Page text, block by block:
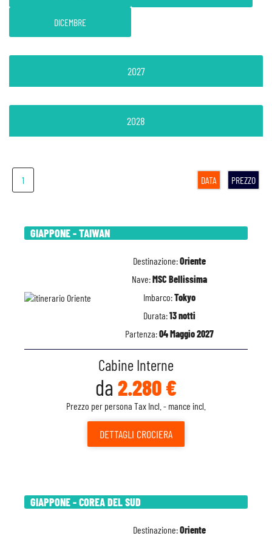
1 DATA PREZZO
GIAPPONE - TAIWAN
Destinazione:Oriente
Nave:MSC Bellissima
Imbarco:Tokyo
Durata:13 notti
Partenza:04 Maggio 2027
Cabine Interne
da 2.280 €
Prezzo per persona Tax Incl. - mance incl.
DETTAGLI CROCIERA
GIAPPONE - COREA DEL SUD
Destinazione:Oriente
DICEMBRE
2027
2028